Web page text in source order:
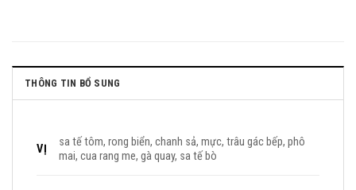
THÔNG TIN BỔ SUNG
VỊ
sa tế tôm, rong biển, chanh sả, mực, trâu gác bếp, phô
mai, cua rang me, gà quay, sa tế bò